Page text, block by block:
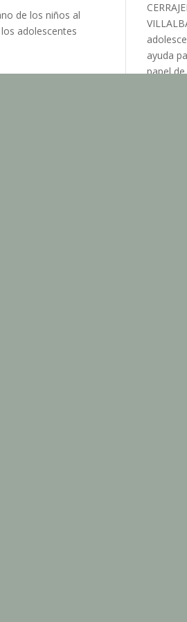
de los niños al
adolescentes
ayuda
papel